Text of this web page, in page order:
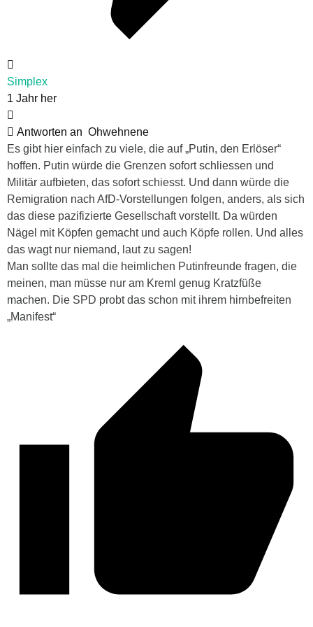
Simplex
1 Jahr her
Antworten an Ohwehnene
Es gibt hier einfach zu viele, die auf „Putin, den Erlöser“
hoffen. Putin würde die Grenzen sofort schliessen und
Militär aufbieten, das sofort schiesst. Und dann würde die
Remigration nach AfD-Vorstellungen folgen, anders, als sich
das diese pazifizierte Gesellschaft vorstellt. Da würden
Nägel mit Köpfen gemacht und auch Köpfe rollen. Und alles
das wagt nur niemand, laut zu sagen!
Man sollte das mal die heimlichen Putinfreunde fragen, die
meinen, man müsse nur am Kreml genug Kratzfüße
machen. Die SPD probt das schon mit ihrem hirnbefreiten
„Manifest“